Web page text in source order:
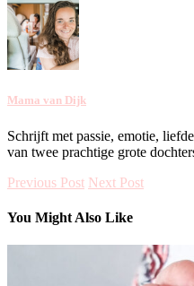
Mama van Dijk
Schrijft met passie, emotie,
van twee prachtige grote
Previous Post Next Post
You Might Also Like